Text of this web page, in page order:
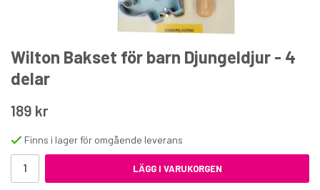
Sweet Value Sockerpasta Röd 200 g
29 kr
Wilton Bakset för barn Djungeldjur - 4
delar
189 kr
Finns i lager för omgående leverans
LÄGG I VARUKORGEN